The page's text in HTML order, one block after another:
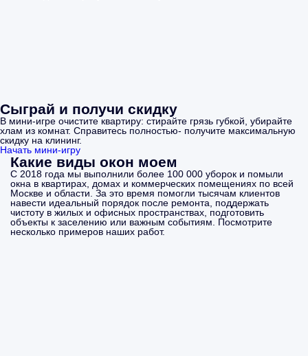
Сыграй и получи скидку
В мини-игре очистите квартиру: стирайте грязь губкой, убирайте
хлам из комнат. Справитесь полностью- получите максимальную
скидку на клининг.
Начать мини-игру
Какие виды окон моем
С 2018 года мы выполнили более 100 000 уборок и помыли
окна в квартирах, домах и коммерческих помещениях по всей
Москве и области. За это время помогли тысячам клиентов
навести идеальный порядок после ремонта, поддержать
чистоту в жилых и офисных пространствах, подготовить
объекты к заселению или важным событиям. Посмотрите
несколько примеров наших работ.